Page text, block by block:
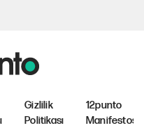
Gizlilik
Politikası
12punto
Manifestosu